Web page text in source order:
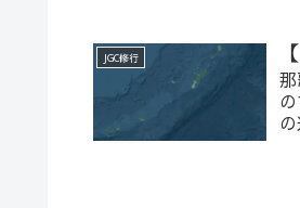
JGC修行